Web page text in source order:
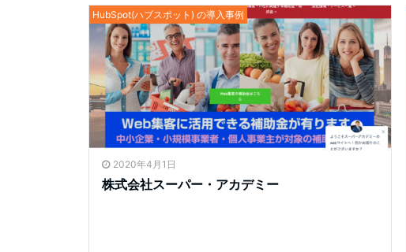
HubSpot(ハブスポット) の導入事例
2020年4月1日
株式会社スーパー・アカデミー